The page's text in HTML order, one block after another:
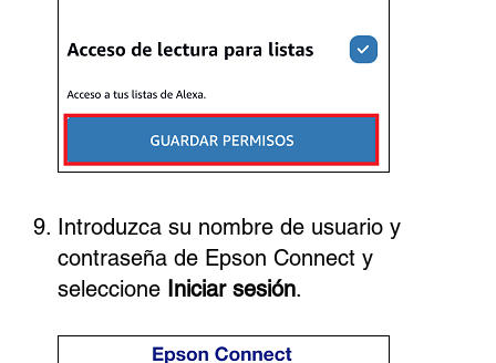
Introduzca su nombre de usuario y
contraseña de Epson Connect y
seleccione Iniciar sesión.